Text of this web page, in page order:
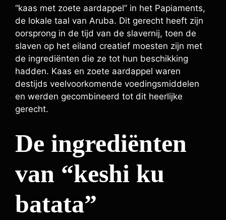
“kaas met zoete aardappel” in het Papiaments,
de lokale taal van Aruba. Dit gerecht heeft zijn
oorsprong in de tijd van de slavernij, toen de
slaven op het eiland creatief moesten zijn met
de ingrediënten die ze tot hun beschikking
hadden. Kaas en zoete aardappel waren
destijds veelvoorkomende voedingsmiddelen
en werden gecombineerd tot dit heerlijke
gerecht.
De ingrediënten
van “keshi ku
batata”